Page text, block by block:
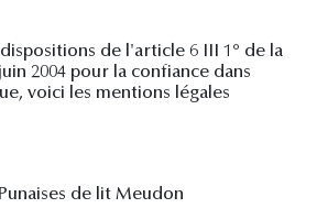
de l'article 6 III 1° de la
2004 pour la confiance dans
voici les mentions légales
de lit Meudon